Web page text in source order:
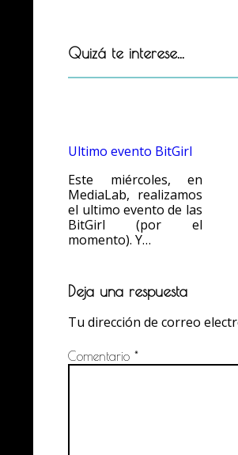
Quizá te interese...
Ultimo evento BitGirl
Este miércoles, en
MediaLab, realizamos
el ultimo evento de las
BitGirl (por el
momento). Y…
Deja una respuesta
Tu dirección de correo
Comentario*